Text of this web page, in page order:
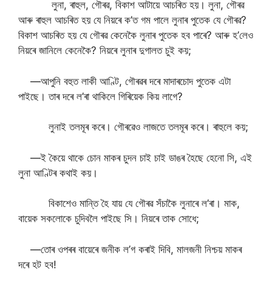
লুনা, ৰাহুল, গৌৰৱ, বিকাশ আটায়ে আচৰিত হয়। লুনা, গৌৰৱ
আৰু ৰাহুল আচৰিত হয় যে নিয়ৰে ক’ত গম পালে লুনাৰ পুতেক যে গৌৰৱ?
বিকাশ আচৰিত হয় যে গৌৰৱ কেনেকৈ লুনাৰ পুতেক হব পাৰে? আৰু হ’লেও
নিয়ৰে জানিলে কেনেকৈ? নিয়ৰে লুনাৰ দুগালত চুই কয়;
—আপুনি বহুত লাকী আণ্টি, গৌৰৱৰ দৰে মাদাৰচোদ পুতেক এটা
পাইছে। তাৰ দৰে ল’ৰা থাকিলে গিৰিয়েক কিয় লাগে?
লুনাই তলমূৰ কৰে। গৌৰৱেও লাজতে তলমূৰ কৰে। ৰাহুলে কয়;
—ই কৈয়ে থাকে চোন মাকৰ চুদন চাই চাই ডাঙৰ হৈছে হেনো সি, এই
লুনা আণ্টিৰ কথাই কয়।
বিকাশেও মান্তি হৈ যায় যে গৌৰৱ সঁচাকৈ লুনাৰে ল’ৰা। মাক,
বায়েক সকলোকে চুদিবলৈ পাইছে সি। নিয়ৰে তাক সোধে;
—তোৰ ওপৰৰ বায়েৰে জনীক ল’গ কৰাই দিবি, মালজনী নিশ্চয় মাকৰ
দৰে হট হব!